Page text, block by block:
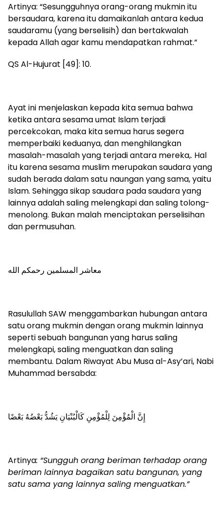
Artinya: “Sesungguhnya orang-orang mukmin itu
bersaudara, karena itu damaikanlah antara kedua
saudaramu (yang berselisih) dan bertakwalah
kepada Allah agar kamu mendapatkan rahmat.”
QS Al-Hujurat [49]: 10.
Ayat ini menjelaskan kepada kita semua bahwa
ketika antara sesama umat Islam terjadi
percekcokan, maka kita semua harus segera
memperbaiki keduanya, dan menghilangkan
masalah-masalah yang terjadi antara mereka,. Hal
itu karena sesama muslim merupakan saudara yang
sudah berada dalam satu naungan yang sama, yaitu
Islam. Sehingga sikap saudara pada saudara yang
lainnya adalah saling melengkapi dan saling tolong-
menolong. Bukan malah menciptakan perselisihan
dan permusuhan.
معاشر المسلمين رحمكم الله
Rasulullah SAW menggambarkan hubungan antara
satu orang mukmin dengan orang mukmin lainnya
seperti sebuah bangunan yang harus saling
melengkapi, saling menguatkan dan saling
membantu. Dalam Riwayat Abu Musa al-Asy’ari, Nabi
Muhammad bersabda:
إِنَّ الْمُؤْمِنَ لِلْمُؤْمِنِ كَالْبُنْيَانِ يَشُدُّ بَعْضُهُ بَعْضًا
Artinya: “Sungguh orang beriman terhadap orang
beriman lainnya bagaikan satu bangunan, yang
satu sama yang lainnya saling menguatkan.”